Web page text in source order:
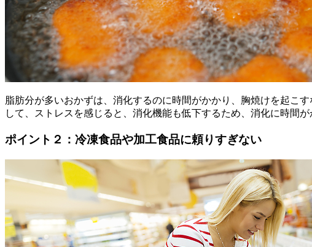
脂肪分が多いおかずは、消化するのに時間がかかり、胸焼けを起こ
して、ストレスを感じると、消化機能も低下するため、消化に時間
ポイント２：冷凍食品や加工食品に頼りすぎない